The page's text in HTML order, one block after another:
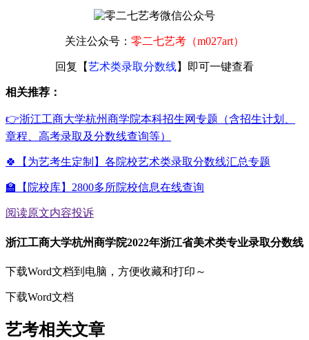
关注公众号： 零二七艺考（m027art）
回复【艺术类录取分数线】即可一键查看
相关推荐：
👉浙江工商大学杭州商学院本科招生网专题（含招生计划、
章程、高考录取及分数线查询等）
🍀【为艺考生定制】各院校艺术类录取分数线汇总专题
🏫【院校库】2800多所院校信息在线查询
阅读原文内容投诉
浙江工商大学杭州商学院2022年浙江省美术类专业录取分数线
下载Word文档到电脑，方便收藏和打印～
下载Word文档
艺考相关文章